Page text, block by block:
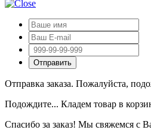
Отправка заказа. Пожалуйста,
Подождите... Кладем товар в
Спасибо за заказ! Мы свяжемся с